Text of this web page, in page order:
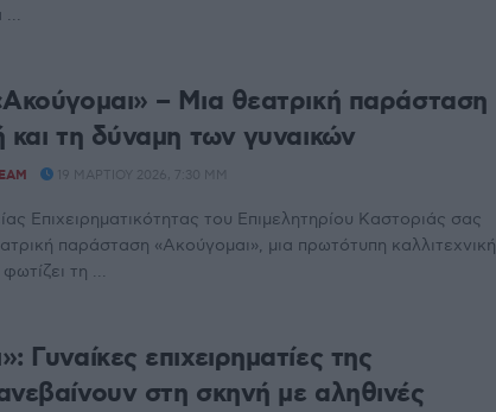
...
– Μια θεατρική παράσταση
τη δύναμη των γυναικών
19 ΜΑΡΤΊΟΥ 2026, 7:30 ΜΜ
Επιχειρηματικότητας του Επιμελητηρίου Καστοριάς σας
παράσταση «Ακούγομαι», μια πρωτότυπη καλλιτεχνική
τη ...
Γυναίκες επιχειρηματίες της
στη σκηνή με αληθινές